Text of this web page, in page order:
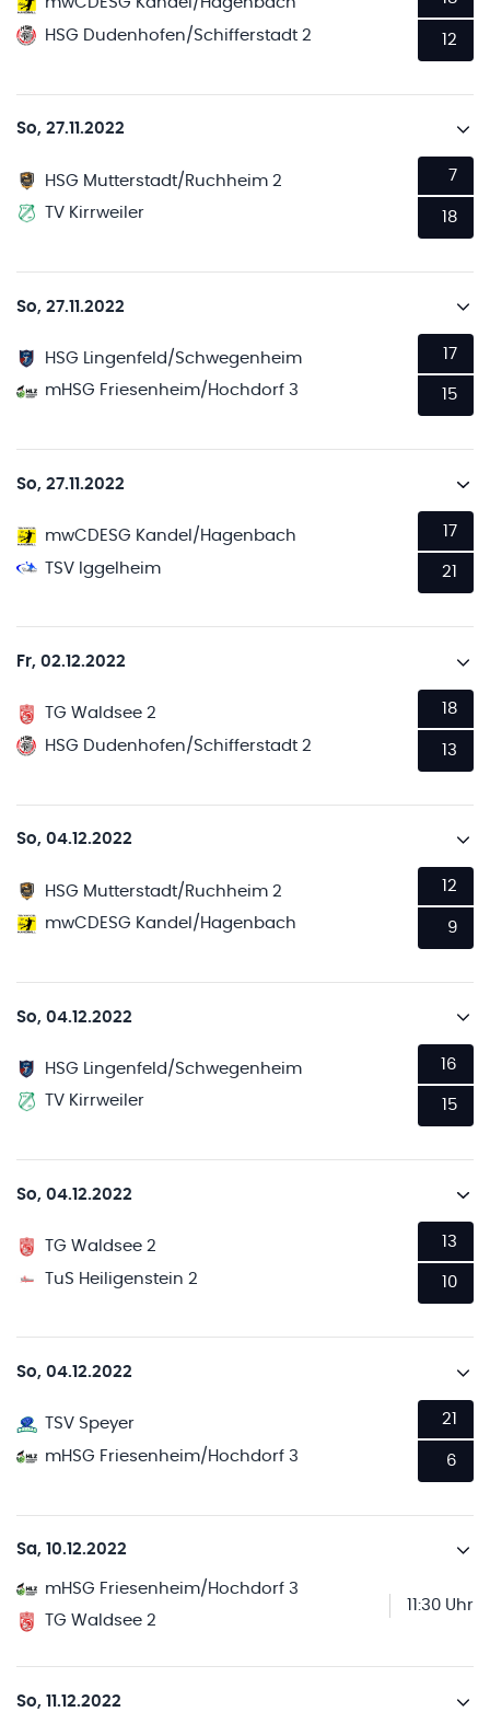
HSG Dudenhofen/Schifferstadt 2
12
So, 27.11.2022
HSG Mutterstadt/Ruchheim 2
TV Kirrweiler
7
18
So, 27.11.2022
HSG Lingenfeld/Schwegenheim
mHSG Friesenheim/Hochdorf 3
17
15
So, 27.11.2022
mwCDESG Kandel/Hagenbach
TSV Iggelheim
17
21
Fr, 02.12.2022
TG Waldsee 2
HSG Dudenhofen/Schifferstadt 2
18
13
So, 04.12.2022
HSG Mutterstadt/Ruchheim 2
mwCDESG Kandel/Hagenbach
12
9
So, 04.12.2022
HSG Lingenfeld/Schwegenheim
TV Kirrweiler
16
15
So, 04.12.2022
TG Waldsee 2
TuS Heiligenstein 2
13
10
So, 04.12.2022
TSV Speyer
mHSG Friesenheim/Hochdorf 3
21
6
Sa, 10.12.2022
mHSG Friesenheim/Hochdorf 3
TG Waldsee 2
11:30 Uhr
So, 11.12.2022